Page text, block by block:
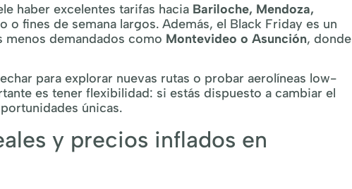
haber excelentes tarifas hacia Bariloche, Mendoza,
o fines de semana largos. Además, el Black Friday es un
menos demandados como Montevideo o Asunción, donde
para explorar nuevas rutas o probar aerolíneas low-
es tener flexibilidad: si estás dispuesto a cambiar el
únicas.
y precios inflados en